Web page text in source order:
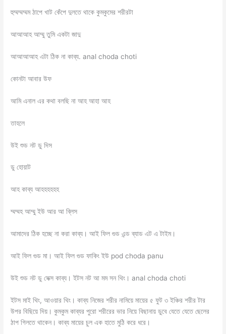
হুম্মম্মম্মম ঠাপে খাট কেঁপে দুলতে থাকে কুমকুমের শরীরটা
আআআহ আম্মু তুমি একটা জাদু
আআআআহ এটা ঠিক না কাব্য. anal choda choti
কোনটা আবার উফ
আমি এনাল এর কথা বলছি না আহ আহা আহ
তাহলে
উই শুড নট ডু দিস
ডু হোয়াট
আহ কাব্য আহহহহহহ
ম্মম্মহ আম্মু ইউ আর আ ব্লিস
আমাদের ঠিক হচ্ছে না করা কাব্য। আই ফিল গুড এন্ড ব্যাড এট এ টাইম।
আই ফিল গুড মা। আই ফিল গুড ফাকিং ইউ pod choda panu
উই শুড নট ডু সেক্স কাব্য। ইটস নট আ মম সন থিং। anal choda choti
ইটস মাই থিং, আওয়ার থিং। কাব্য নিজের শরীর নামিয়ে মায়ের ৫ ফুট ৩ ইঞ্চির শরীর টার
উপর বিছিয়ে দিয়। কুমকুম কাব্যর পুরো শরীরের ভার নিয়ে বিছানায় ডুবে যেতে যেতে ছেলের
ঠাপ গিলতে থাকেন। কাব্য মায়ের চুল এক হাতে মুঠি করে ধরে।